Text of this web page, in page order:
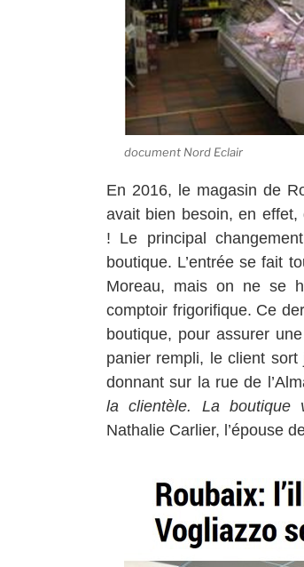
document Nord Eclair
En 2016, le magasin de
avait bien besoin, en
! Le principal
boutique. L’entrée se fait
Moreau, mais on ne se
comptoir frigorifique. Ce
boutique, pour assurer
panier rempli, le client
donnant sur la rue de
la clientèle. La boutique
Nathalie Carlier, l’épouse